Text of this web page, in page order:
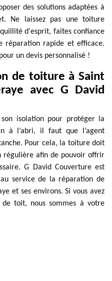
des solutions adaptées à
Ne laissez pas une toiture
d'esprit, faites confiance
réparation rapide et efficace.
un devis personnalisé !
de toiture à Saint
avec G David
isolation pour protéger la
à l’abri, il faut que l’agent
Pour cela, la toiture doit
régulière afin de pouvoir offrir
G David Couverture est
service de la réparation de
et ses environs. Si vous avez
toit, nous sommes à votre